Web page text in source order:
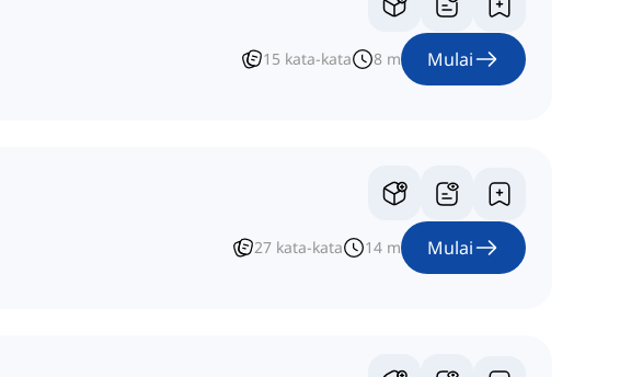
15 kata-kata 8 m Mulai
27 kata-kata 14 m Mulai